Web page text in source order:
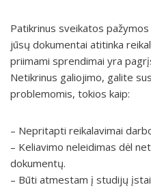
Patikrinus sveikatos
jūsų dokumentai atitinka
priimami sprendimai yra
Netikrinus galiojimo, galite
problemomis, tokios kaip:
– Nepritapti reikalavimai
– Keliavimo neleidimas dėl
dokumentų.
– Būti atmestam į studijų